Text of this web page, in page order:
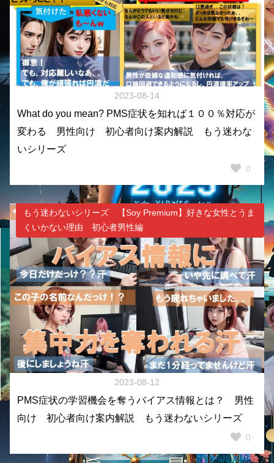
2023-08-14
What do you mean? PMS症状を知れば１００％対応が
変わる 男性向け 初心者向け案内解説 もう迷わな
いシリーズ
0
もう迷わないシリーズ 【Soy Premium】好きな女性とうま
くいかない理由 初心者男性編
2023-08-12
PMS症状の学習機会を奪うバイアス情報とは？ 男性
向け 初心者向け案内解説 もう迷わないシリーズ
0